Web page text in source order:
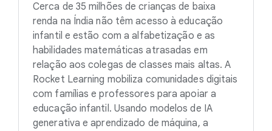
Cerca de 35 milhões de crianças de baixa
renda na Índia não têm acesso à educação
infantil e estão com a alfabetização e as
habilidades matemáticas atrasadas em
relação aos colegas de classes mais altas. A
Rocket Learning mobiliza comunidades digitais
com famílias e professores para apoiar a
educação infantil. Usando modelos de IA
generativa e aprendizado de máquina, a